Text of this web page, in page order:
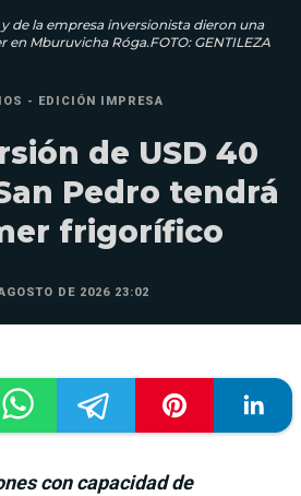
de la empresa inversionista dieron una
en Mburuvicha Róga.FOTO: GENTILEZA
- EDICIÓN IMPRESA
de USD 40
Pedro tendrá
frigorífico
DE 2026 23:02
con capacidad de